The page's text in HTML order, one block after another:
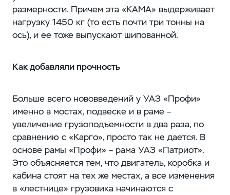
размерности. Причем эта «КАМА» выдерживает
нагрузку 1450 кг (то есть почти три тонны на
ось), и ее тоже выпускают шипованной.
Как добавляли прочность
Больше всего нововведений у УАЗ «Профи»
именно в мостах, подвеске и в раме – ​
увеличение грузоподъемности в два раза, по
сравнению с «Карго», просто так не дается. В
основе рамы «Профи» – ​рама УАЗ «Патриот».
Это объясняется тем, что двигатель, коробка и
кабина стоят на тех же местах, а все изменения
в «лестнице» грузовика начинаются с